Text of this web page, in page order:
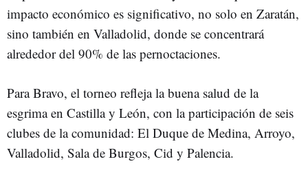
impacto económico es significativo, no solo en Zaratán,
sino también en Valladolid, donde se concentrará
alrededor del 90% de las pernoctaciones.
Para Bravo, el torneo refleja la buena salud de la
esgrima en Castilla y León, con la participación de seis
clubes de la comunidad: El Duque de Medina, Arroyo,
Valladolid, Sala de Burgos, Cid y Palencia.